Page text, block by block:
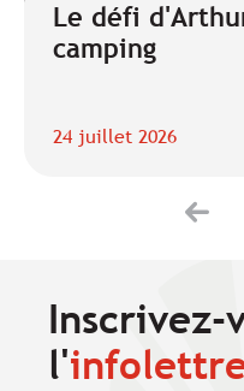
Le défi
camping
24 juillet 2026
Inscrivez-
l'